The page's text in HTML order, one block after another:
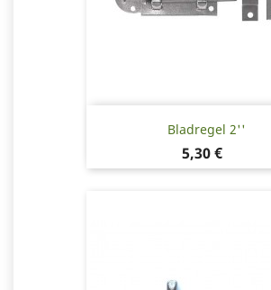
Bladregel 2''
Pris
5,30 €